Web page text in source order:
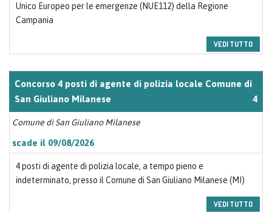
Unico Europeo per le emergenze (NUE112) della Regione
Campania
VEDI TUTTO
Concorso 4 posti di agente di polizia locale Comune di
San Giuliano Milanese
4
Comune di San Giuliano Milanese
scade il 09/08/2026
4 posti di agente di polizia locale, a tempo pieno e
indeterminato, presso il Comune di San Giuliano Milanese (MI)
VEDI TUTTO